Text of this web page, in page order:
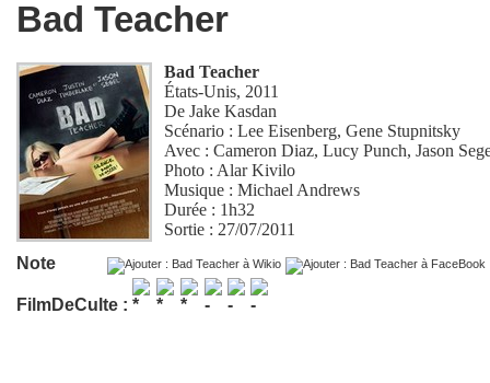
Bad Teacher
Bad Teacher
États-Unis, 2011
DeJake Kasdan
Scénario :Lee Eisenberg,Gene Stupnitsky
Avec :Cameron Diaz,Lucy Punch,Jason
Photo : Alar Kivilo
Musique :Michael Andrews
Durée : 1h32
Sortie : 27/07/2011
Note
FilmDeCulte :